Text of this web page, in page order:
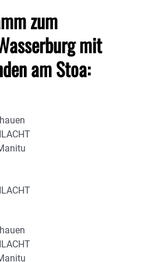
zum
mit
am Stoa: